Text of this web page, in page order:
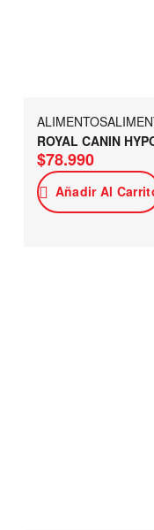
ALIMENTOS
ROYAL CANIN
$78.990
Añadir Al